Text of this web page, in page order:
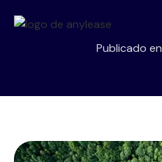
Publicado en